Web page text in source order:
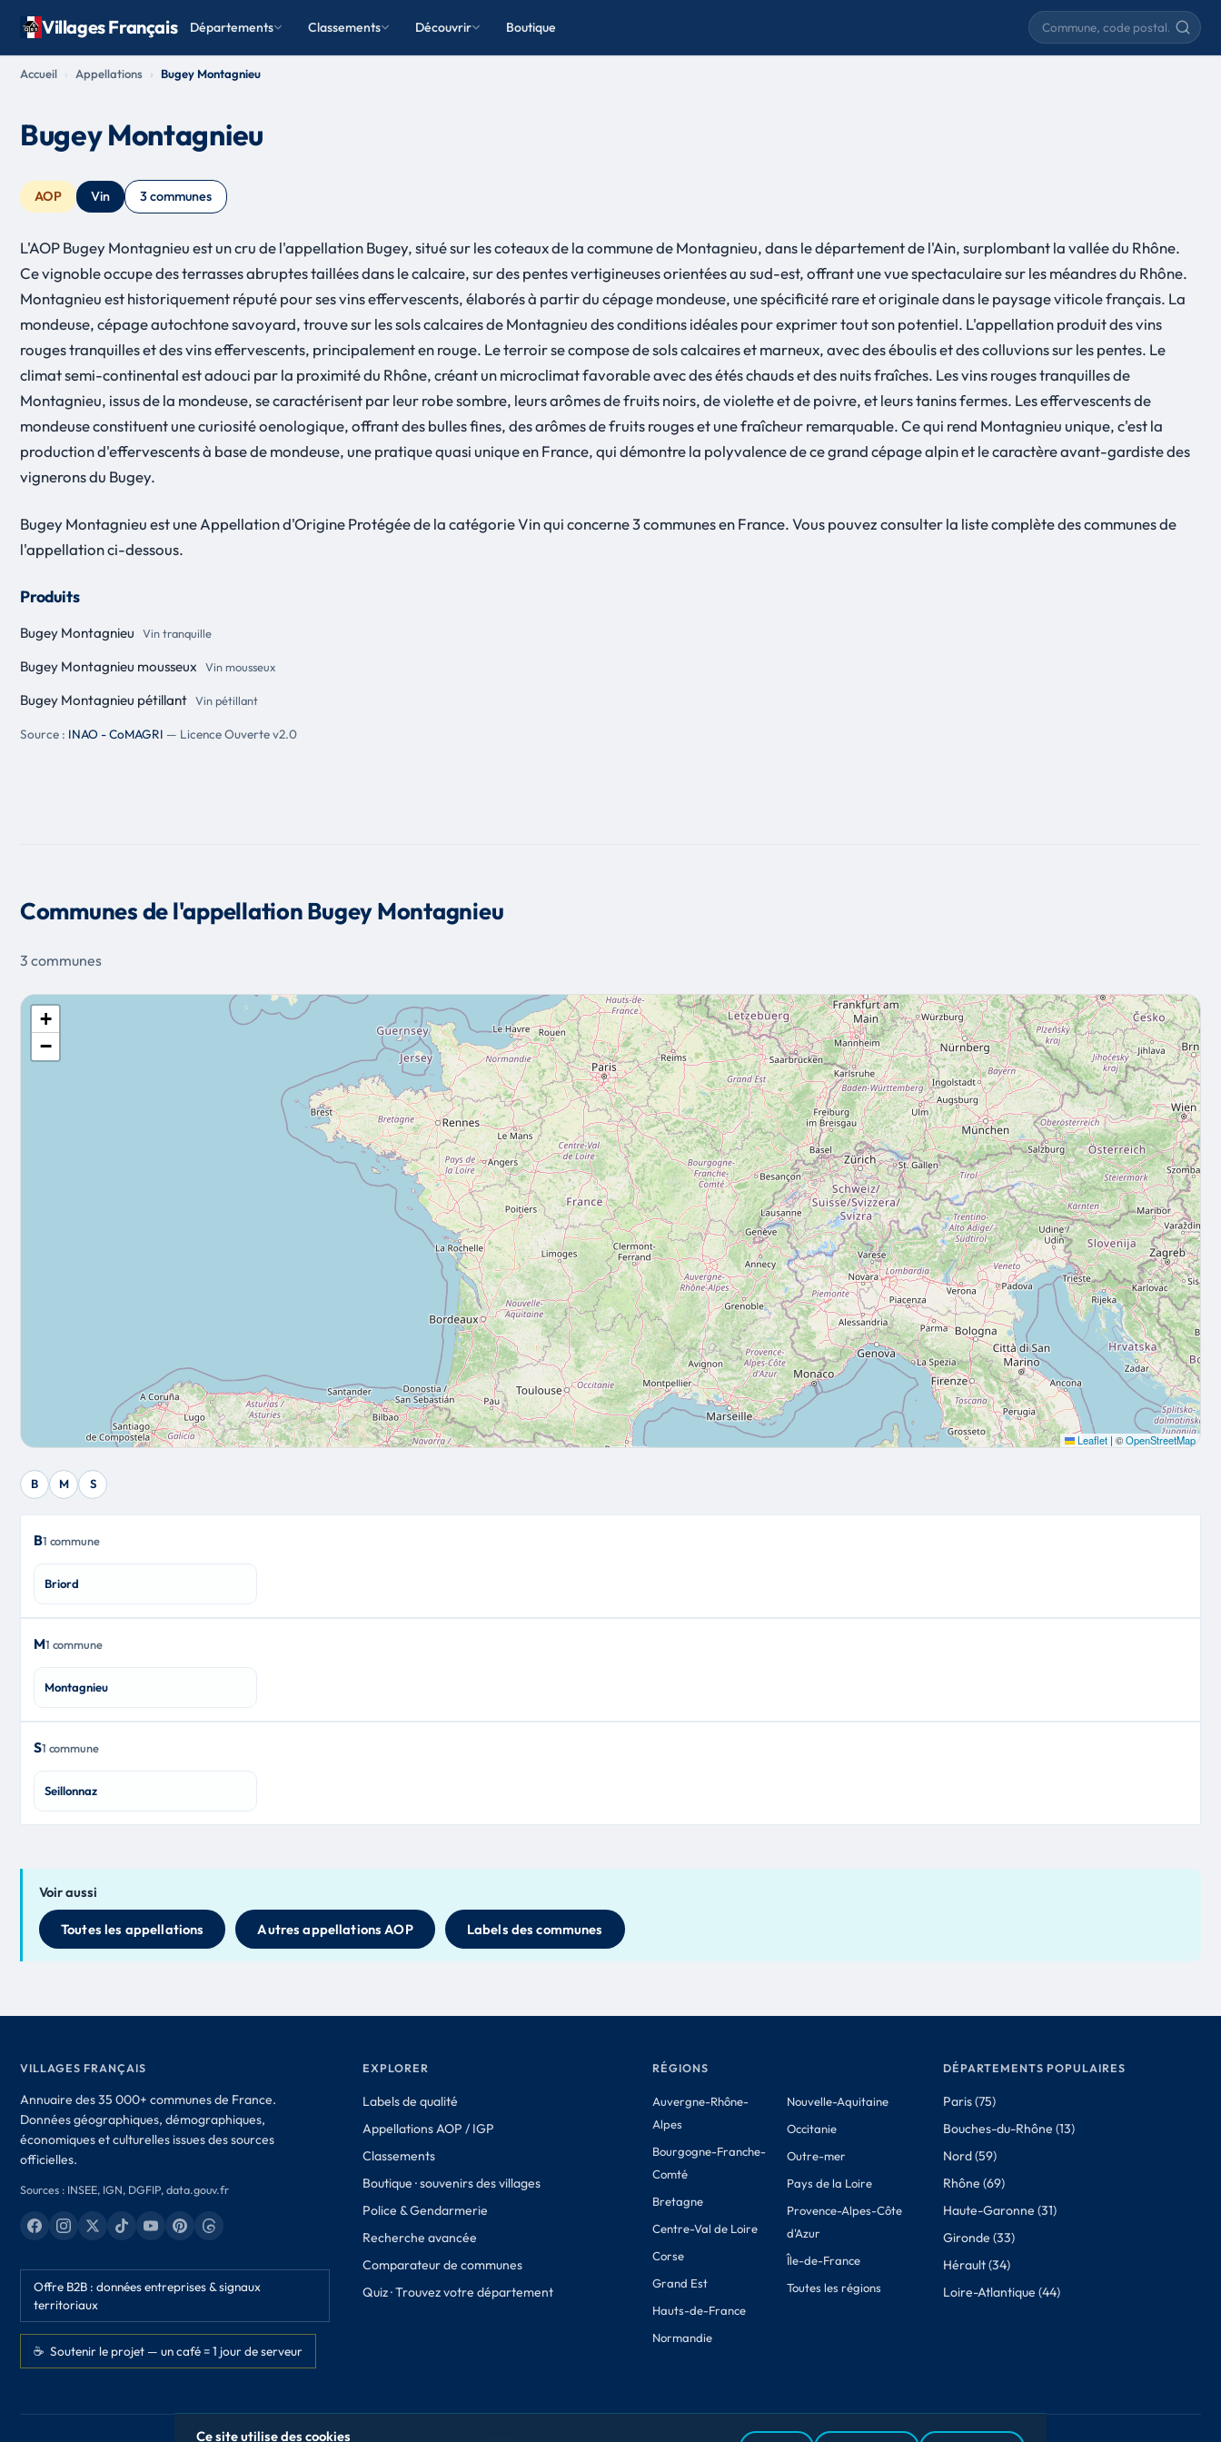
Villages Français Départements Classements Découvrir Boutique
Rechercher une commune
Accueil Appellations Bugey Montagnieu
Bugey Montagnieu
AOP Vin 3 communes
L'AOP Bugey Montagnieu est un cru de l'appellation Bugey, situé sur les coteaux de la commune de Montagnieu, dans le département de l'Ain, surplombant la vallée du Rhône.
Ce vignoble occupe des terrasses abruptes taillées dans le calcaire, sur des pentes vertigineuses orientées au sud-est, offrant une vue spectaculaire sur les méandres du Rhône.
Montagnieu est historiquement réputé pour ses vins effervescents, élaborés à partir du cépage mondeuse, une spécificité rare et originale dans le paysage viticole français. La
mondeuse, cépage autochtone savoyard, trouve sur les sols calcaires de Montagnieu des conditions idéales pour exprimer tout son potentiel. L'appellation produit des vins
rouges tranquilles et des vins effervescents, principalement en rouge. Le terroir se compose de sols calcaires et marneux, avec des éboulis et des colluvions sur les pentes. Le
climat semi-continental est adouci par la proximité du Rhône, créant un microclimat favorable avec des étés chauds et des nuits fraîches. Les vins rouges tranquilles de
Montagnieu, issus de la mondeuse, se caractérisent par leur robe sombre, leurs arômes de fruits noirs, de violette et de poivre, et leurs tanins fermes. Les effervescents de
mondeuse constituent une curiosité oenologique, offrant des bulles fines, des arômes de fruits rouges et une fraîcheur remarquable. Ce qui rend Montagnieu unique, c'est la
production d'effervescents à base de mondeuse, une pratique quasi unique en France, qui démontre la polyvalence de ce grand cépage alpin et le caractère avant-gardiste des
vignerons du Bugey.
Bugey Montagnieu est une Appellation d'Origine Protégée de la catégorie Vin qui concerne 3 communes en France. Vous pouvez consulter la liste complète des communes de
l'appellation ci-dessous.
Produits
Bugey Montagnieu Vin tranquille
Bugey Montagnieu mousseux Vin mousseux
Bugey Montagnieu pétillant Vin pétillant
Source : INAO - CoMAGRI — Licence Ouverte v2.0
Communes de l'appellation Bugey Montagnieu
3 communes
+
−
Leaflet | ©OpenStreetMap
B M S
B1 commune
Briord
M1 commune
Montagnieu
S1 commune
Seillonnaz
Voir aussi
Toutes les appellations Autres appellations AOP Labels des communes
VILLAGES FRANÇAIS
Annuaire des 35 000+ communes de France.
Données géographiques, démographiques,
économiques et culturelles issues des sources
officielles.
Sources : INSEE, IGN, DGFIP, data.gouv.fr
Offre B2B : données entreprises & signaux
territoriaux
☕ Soutenir le projet — un café = 1 jour de serveur
EXPLORER
Labels de qualité
Appellations AOP / IGP
Classements
Boutique · souvenirs des villages
Police & Gendarmerie
Recherche avancée
Comparateur de communes
Quiz · Trouvez votre département
RÉGIONS
Auvergne-Rhône-
Alpes
Bourgogne-Franche-
Comté
Bretagne
Centre-Val de Loire
Corse
Grand Est
Hauts-de-France
Normandie
Nouvelle-Aquitaine
Occitanie
Outre-mer
Pays de la Loire
Provence-Alpes-Côte
d'Azur
Île-de-France
Toutes les régions
DÉPARTEMENTS POPULAIRES
Paris (75)
Bouches-du-Rhône (13)
Nord (59)
Rhône (69)
Haute-Garonne (31)
Gironde (33)
Hérault (34)
Loire-Atlantique (44)
Ce site utilise des cookies